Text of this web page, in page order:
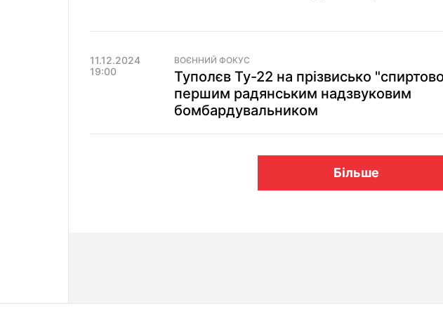
11.12.2024
19:00
ВОЄННИЙ ФОКУС
Туполєв Ту-22 на прізвисько
першим радянським надзвуковим
бомбардувальником
Більше